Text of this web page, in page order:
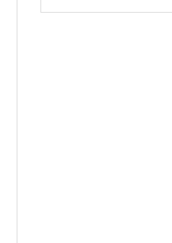
响；<&list>3.稳定